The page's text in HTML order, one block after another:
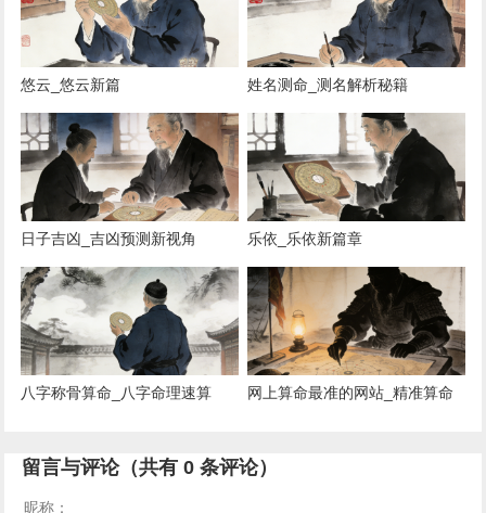
悠云_悠云新篇 姓名测命_测名解析秘籍
日子吉凶_吉凶预测新视角 乐依_乐依新篇章
八字称骨算命_八字命理速算
网上算命最准的网站_精准算命
留言与评论（共有0 条评论）
昵称：